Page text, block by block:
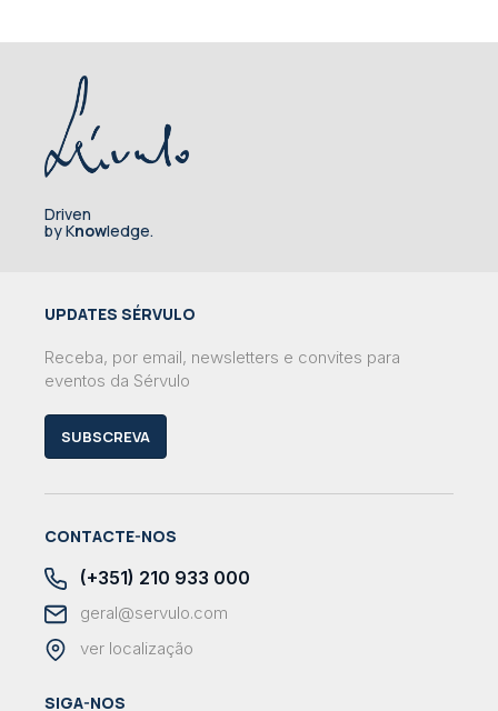
Driven
by Knowledge.
UPDATES SÉRVULO
Receba, por email, newsletters e convites para
eventos da Sérvulo
SUBSCREVA
CONTACTE-NOS
(+351) 210 933 000
geral@servulo.com
ver localização
SIGA-NOS